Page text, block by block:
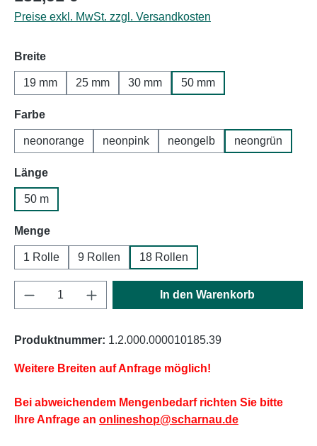
Preise exkl. MwSt. zzgl. Versandkosten
Breiteauswählen
19 mm 25 mm 30 mm 50 mm
Farbeauswählen
neonorange neonpink neongelb neongrün
Längeauswählen
50 m
Mengeauswählen
1 Rolle 9 Rollen 18 Rollen
Produkt Anzahl: Gib den gewünschten
In den Warenkorb
Produktnummer: 1.2.000.000010185.39
Weitere Breiten auf Anfrage möglich!
Bei abweichendem Mengenbedarf richten Sie bitte
Ihre Anfrage an onlineshop@scharnau.de